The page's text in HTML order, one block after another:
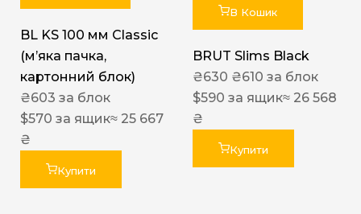
BL KS 100 мм Classic
(м’яка пачка,
картонний блок)
₴603 за блок
$570 за ящик≈ 25 667
₴
Купити
В Кошик
BRUT Slims Black
₴630 ₴610 за блок
$590 за ящик≈ 26 568
₴
Купити